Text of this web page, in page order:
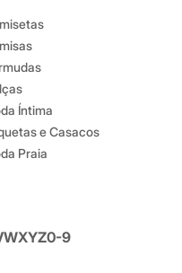
Íntima
e Casacos
Praia
WXYZ0-9